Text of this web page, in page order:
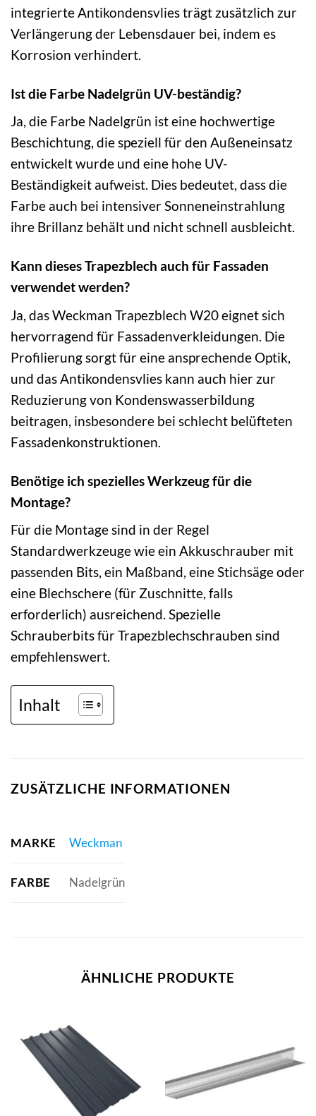
integrierte Antikondensvlies trägt zusätzlich zur
Verlängerung der Lebensdauer bei, indem es
Korrosion verhindert.
Ist die Farbe Nadelgrün UV-beständig?
Ja, die Farbe Nadelgrün ist eine hochwertige
Beschichtung, die speziell für den Außeneinsatz
entwickelt wurde und eine hohe UV-
Beständigkeit aufweist. Dies bedeutet, dass die
Farbe auch bei intensiver Sonneneinstrahlung
ihre Brillanz behält und nicht schnell ausbleicht.
Kann dieses Trapezblech auch für Fassaden
verwendet werden?
Ja, das Weckman Trapezblech W20 eignet sich
hervorragend für Fassadenverkleidungen. Die
Profilierung sorgt für eine ansprechende Optik,
und das Antikondensvlies kann auch hier zur
Reduzierung von Kondenswasserbildung
beitragen, insbesondere bei schlecht belüfteten
Fassadenkonstruktionen.
Benötige ich spezielles Werkzeug für die
Montage?
Für die Montage sind in der Regel
Standardwerkzeuge wie ein Akkuschrauber mit
passenden Bits, ein Maßband, eine Stichsäge oder
eine Blechschere (für Zuschnitte, falls
erforderlich) ausreichend. Spezielle
Schrauberbits für Trapezblechschrauben sind
empfehlenswert.
Inhalt
ZUSÄTZLICHE INFORMATIONEN
MARKE Weckman
FARBE Nadelgrün
ÄHNLICHE PRODUKTE